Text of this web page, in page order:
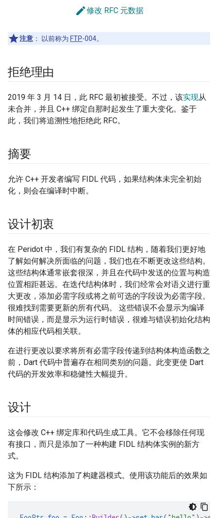
edit修改 RFC 元数据
注意 ： 以前称为 FTP-004。
拒绝理由
2019 年 3 月 14 日，此 RFC 最初被接受。不过，该实现从
未合并，并且 C++ 绑定自那时起发生了重大变化。鉴于
此，我们将追溯性地拒绝此 RFC。
摘要
允许 C++ 开发者编写 FIDL 代码，如果结构体未完全初始
化，则会在编译时中断。
设计初衷
在 Peridot 中，我们有复杂的 FIDL 结构，随着我们更好地
了解如何解决所面临的问题，我们也在不断更改这些结构。
这些结构体通常嵌套很深，并且在代码中发送的位置与构造
位置相距甚远。在迭代结构体时，我们经常会对语义进行重
大更改，添加必需字段或将之前可选的字段设为必需字段。
很难找到需要更新的所有代码。 这些错误不会显示为编译
时间错误，而是显示为运行时错误，很难与错误初始化结构
体的相应代码相关联。
在进行更改以要求将所有必需字段传递到结构体构造函数之
前，Dart 代码中普遍存在相同类别的问题。此变更使 Dart
代码的开发效率和稳健性大幅提升。
设计
这会修改 C++ 绑定库和代码生成工具。它不会移除任何现
有接口，而只是添加了一种构建 FIDL 结构体实例的新方
式。
这为 FIDL 结构添加了构建器模式。使用该功能后的效果如
下所示：